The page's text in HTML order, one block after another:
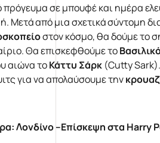
πρόγευμα σε μπουφέ και ημέρα
Μετά από μια σχετικά σύντομη
στον κόσμο, θα δούμε το
Θα επισκεφθούμε το
αιώνα τοΚάττυ Σάρκ(Cutty Sark).
για να απολαύσουμε την
Λονδίνο –Επίσκεψη στα Harry